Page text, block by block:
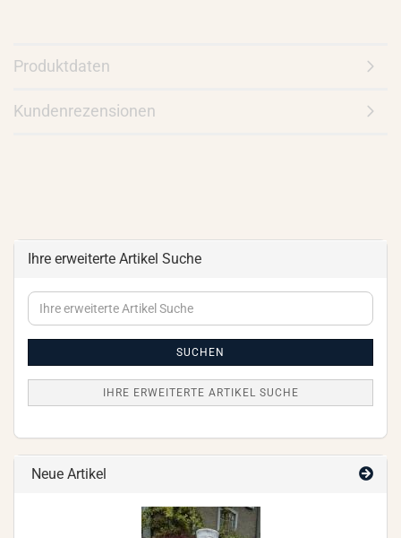
Produktdaten
Kundenrezensionen
Ihre erweiterte Artikel Suche
Ihre
erweiterte
SUCHEN
IHRE ERWEITERTE ARTIKEL SUCHE
Neue Artikel